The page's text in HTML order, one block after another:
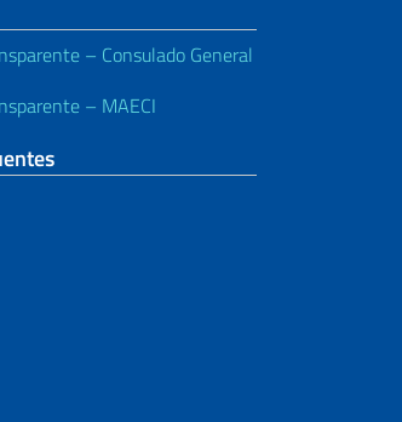
– Consulado General
– MAECI